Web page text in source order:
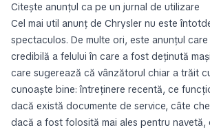
Citește anunțul ca pe un jurnal de utilizare
Cel mai util anunț de Chrysler nu este
spectaculos. De multe ori, este anunțul
credibilă a felului în care a fost deținută
care sugerează că vânzătorul chiar a trăit
cunoaște bine: întreținere recentă, ce
dacă există documente de service, câte
dacă a fost folosită mai ales pentru navetă,